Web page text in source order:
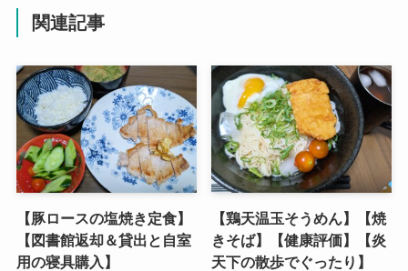
関連記事
【豚ロースの塩焼き定食】
【図書館返却＆貸出と自室
用の寝具購入】
【鶏天温玉そうめん】【焼
きそば】【健康評価】【炎
天下の散歩でぐったり】